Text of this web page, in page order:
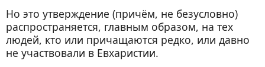
Но это утверждение (причём, не безусловно)
распространяется, главным образом, на тех
людей, кто или причащаются редко, или давно
не участвовали в Евхаристии.